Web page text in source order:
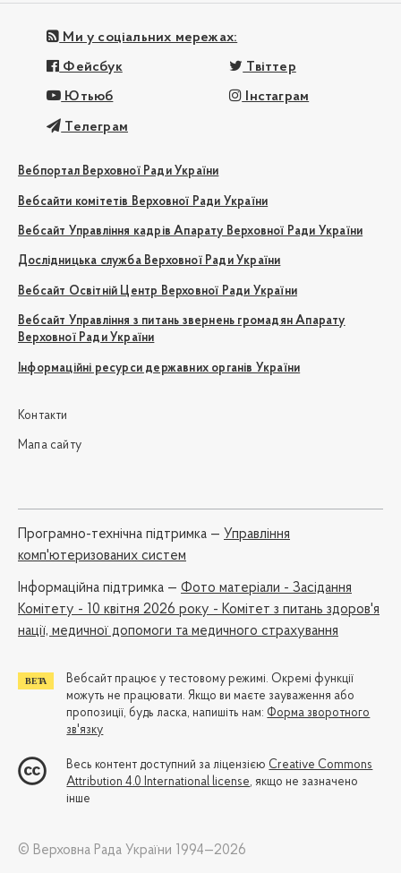
Ми у соціальних мережах:
Фейсбук Твіттер
Ютьюб Інстаграм
Телеграм
Вебпортал Верховної Ради України
Вебсайти комітетів Верховної Ради України
Вебсайт Управління кадрів Апарату Верховної Ради України
Дослідницька служба Верховної Ради України
Вебсайт Освітній Центр Верховної Ради України
Вебсайт Управління з питань звернень громадян Апарату
Верховної Ради України
Інформаційні ресурси державних органів України
Контакти
Мапа сайту
Програмно-технічна підтримка — Управління
комп'ютеризованих систем
Iнформаційна підтримка — Фото матеріали - Засідання
Комітету - 10 квітня 2026 року - Комітет з питань здоров'я
нації, медичної допомоги та медичного страхування
Вебсайт працює у тестовому режимі. Окремі функції
можуть не працювати. Якщо ви маєте зауваження або
пропозиції, будь ласка, напишіть нам: Форма зворотного
зв'язку
Весь контент доступний за ліцензією Creative Commons
Attribution 4.0 International license, якщо не зазначено
інше
© Верховна Рада України 1994—2026